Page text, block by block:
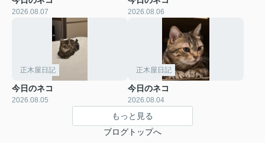
2026.08.07 2026.08.06
正木屋日記
今日のネコ
2026.08.05
正木屋日記
今日のネコ
2026.08.04
もっと見る
ブログトップへ